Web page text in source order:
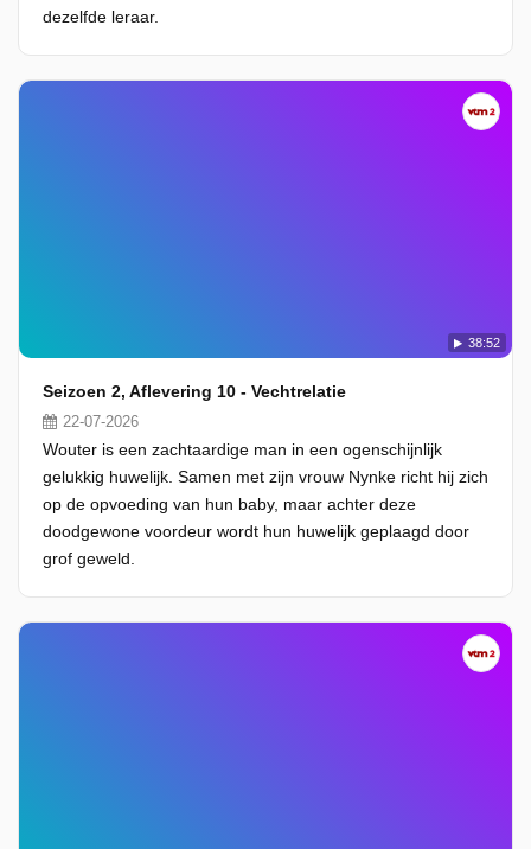
dezelfde leraar.
38:52
Seizoen 2, Aflevering 10 - Vechtrelatie
22-07-2026
Wouter is een zachtaardige man in een ogenschijnlijk
gelukkig huwelijk. Samen met zijn vrouw Nynke richt hij zich
op de opvoeding van hun baby, maar achter deze
doodgewone voordeur wordt hun huwelijk geplaagd door
grof geweld.